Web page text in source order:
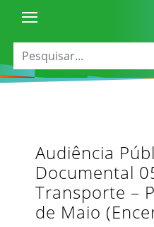
Audiência
Documental
Transporte –
de Maio